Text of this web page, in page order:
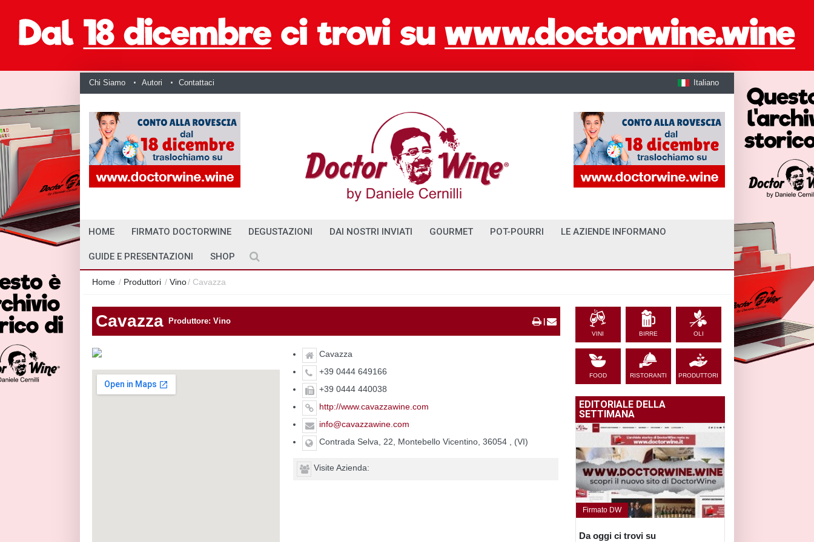
Chi Siamo Autori Contattaci Italiano
HOME FIRMATO DOCTORWINE DEGUSTAZIONI DAI NOSTRI INVIATI GOURMET POT-POURRI LE AZIENDE INFORMANO
GUIDE E PRESENTAZIONI SHOP
Home / Produttori / Vino/ Cavazza
Cavazza Produttore: Vino |
Cavazza
+39 0444 649166
+39 0444 440038
http://www.cavazzawine.com
info@cavazzawine.com
Contrada Selva, 22, Montebello Vicentino, 36054 , (VI)
Visite Azienda:
VINI BIRRE OLI
FOOD RISTORANTI PRODUTTORI
EDITORIALE DELLA
SETTIMANA
Firmato DW
Da oggi ci trovi su